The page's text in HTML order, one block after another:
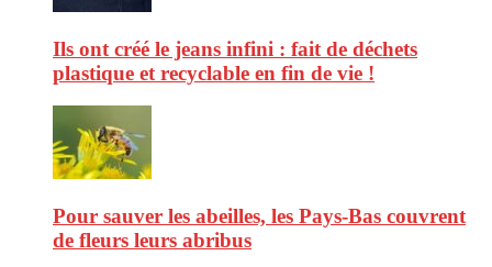
Ils ont créé le jeans infini : fait de déchets
plastique et recyclable en fin de vie !
Pour sauver les abeilles, les Pays-Bas couvrent
de fleurs leurs abribus